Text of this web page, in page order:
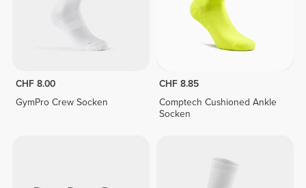
CHF 8.00
GymPro Crew Socken
CHF 8.85
Comptech Cushioned Ankle
Socken